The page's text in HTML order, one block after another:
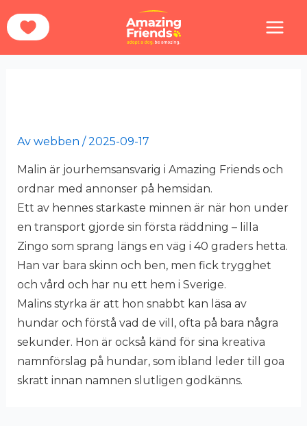
till
Hem Malin Wedberg
Av webben /2025-09-17
Malin är jourhemsansvarig i Amazing Friends och
ordnar med annonser på hemsidan.
Ett av hennes starkaste minnen är när hon under
en transport gjorde sin första räddning – lilla
Zingo som sprang längs en väg i 40 graders hetta.
Han var bara skinn och ben, men fick trygghet
och vård och har nu ett hem i Sverige.
Malins styrka är att hon snabbt kan läsa av
hundar och förstå vad de vill, ofta på bara några
sekunder. Hon är också känd för sina kreativa
namnförslag på hundar, som ibland leder till goa
skratt innan namnen slutligen godkänns.